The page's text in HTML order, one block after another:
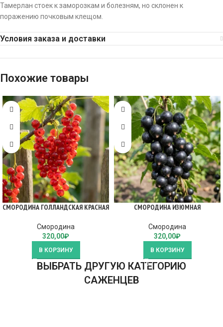
Тамерлан стоек к заморозкам и болезням, но склонен к
поражению почковым клещом.
Условия заказа и доставки
Похожие товары
СМОРОДИНА ГОЛЛАНДСКАЯ КРАСНАЯ
Смородина
320,00₽
В КОРЗИНУ
СМОРОДИНА ИЗЮМНАЯ
Смородина
320,00₽
В КОРЗИНУ
ВЫБРАТЬ ДРУГУЮ КАТЕГОРИЮ
САЖЕНЦЕВ